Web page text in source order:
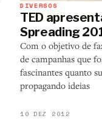
DIVERSOS
TED
Spreading
Com o objetivo de
de campanhas que
fascinantes quanto
propagando ideias
10 DEZ 2012